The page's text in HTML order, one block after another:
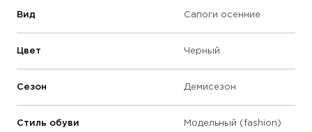
Вид Сапоги осенние
Цвет Черный
Сезон Демисезон
Стиль обуви
Модельный (fashion)